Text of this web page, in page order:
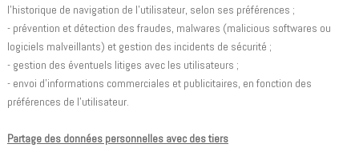
l'historique de navigation de l'utilisateur, selon ses préférences ;
- prévention et détection des fraudes, malwares (malicious softwares ou
logiciels malveillants) et gestion des incidents de sécurité ;
- gestion des éventuels litiges avec les utilisateurs ;
- envoi d'informations commerciales et publicitaires, en fonction des
préférences de l'utilisateur.
Partage des données personnelles avec des tiers